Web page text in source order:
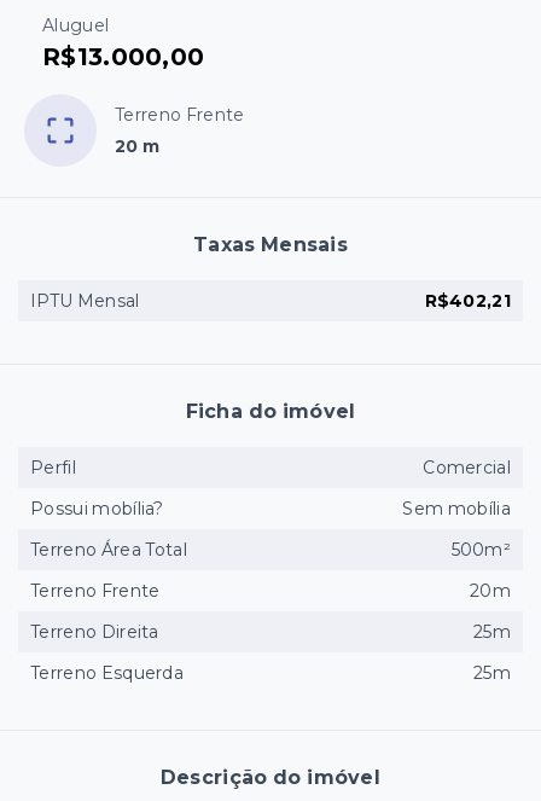
Aluguel
R$13.000,00
Terreno Frente
20 m
Descrição do imóvel
Taxas Mensais
IPTU Mensal R$402,21
Ficha do imóvel
Perfil
Comercial
Possui mobília?
Sem mobília
Terreno Área Total
500m²
Terreno Frente
20m
Terreno Direita
25m
Terreno Esquerda
25m